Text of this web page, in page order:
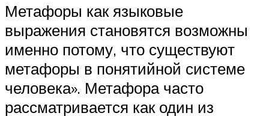
Метафоры как языковые
выражения становятся возможны
именно потому, что существуют
метафоры в понятийной системе
человека». Метафора часто
рассматривается как один из